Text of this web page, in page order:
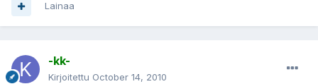
Lainaa
-kk-
Kirjoitettu October 14, 2010